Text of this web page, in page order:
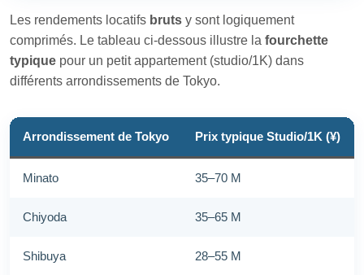
Les rendements locatifs bruts y sont logiquement
comprimés. Le tableau ci‑dessous illustre la fourchette
typique pour un petit appartement (studio/1K) dans
différents arrondissements de Tokyo.
Arrondissement de Tokyo Prix typique Studio/1K (¥)
Minato 35–70 M
Chiyoda 35–65 M
Shibuya 28–55 M